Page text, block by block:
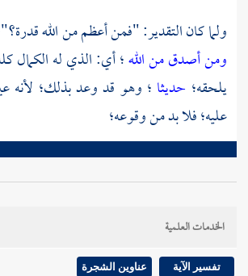
ولما كان التقدير: "فمن أعظم من الله
ومن أصدق من الله؛ أي: الذي له
يلحقه؛ حديثا ؛ وهو قد وعد بذلك؛ لأنه
عليه؛ فلا بد من وقوعه؛
الخدمات العلمية
تفسير الآية عناوين الشجرة